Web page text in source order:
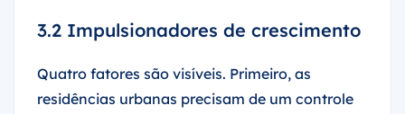
3.2 Impulsionadores de crescimento
Quatro fatores são visíveis. Primeiro, as
residências urbanas precisam de um controle